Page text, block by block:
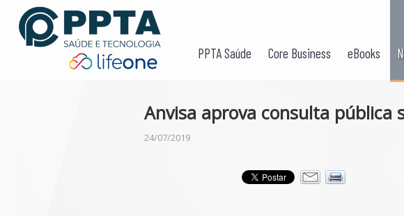
PPTA Saúde Core Business eBooks
Anvisa aprova consulta
24/07/2019